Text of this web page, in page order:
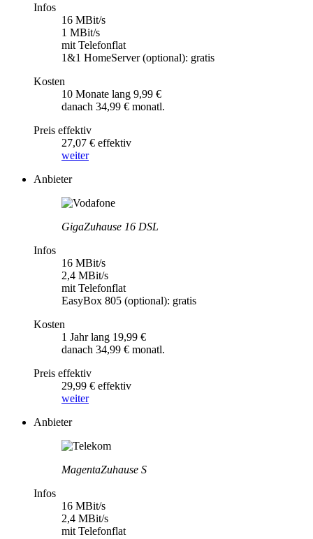
Infos
16 MBit/s
1 MBit/s
mit Telefonflat
1&1 HomeServer (optional): gratis
Kosten
10 Monate lang 9,99 €
danach 34,99 € monatl.
Preis effektiv
27,07 € effektiv
weiter
Anbieter
GigaZuhause 16 DSL
Infos
16 MBit/s
2,4 MBit/s
mit Telefonflat
EasyBox 805 (optional): gratis
Kosten
1 Jahr lang 19,99 €
danach 34,99 € monatl.
Preis effektiv
29,99 € effektiv
weiter
Anbieter
MagentaZuhause S
Infos
16 MBit/s
2,4 MBit/s
mit Telefonflat